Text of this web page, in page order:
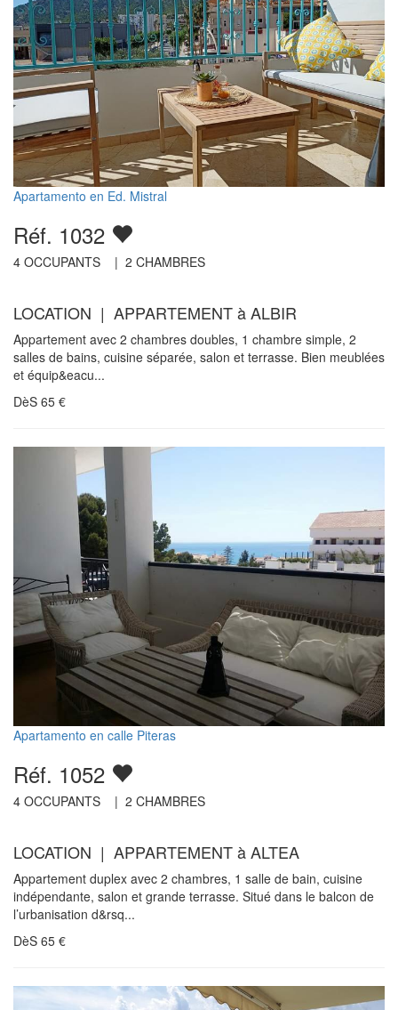
Apartamento en Ed. Mistral
Réf. 1032
4 OCCUPANTS | 2 CHAMBRES
LOCATION | APPARTEMENT à ALBIR
Appartement avec 2 chambres doubles, 1 chambre simple, 2
salles de bains, cuisine séparée, salon et terrasse. Bien meublées
et équip&eacu...
DèS 65 €
Apartamento en calle Piteras
Réf. 1052
4 OCCUPANTS | 2 CHAMBRES
LOCATION | APPARTEMENT à ALTEA
Appartement duplex avec 2 chambres, 1 salle de bain, cuisine
indépendante, salon et grande terrasse. Situé dans le balcon de
l’urbanisation d&rsq...
DèS 65 €